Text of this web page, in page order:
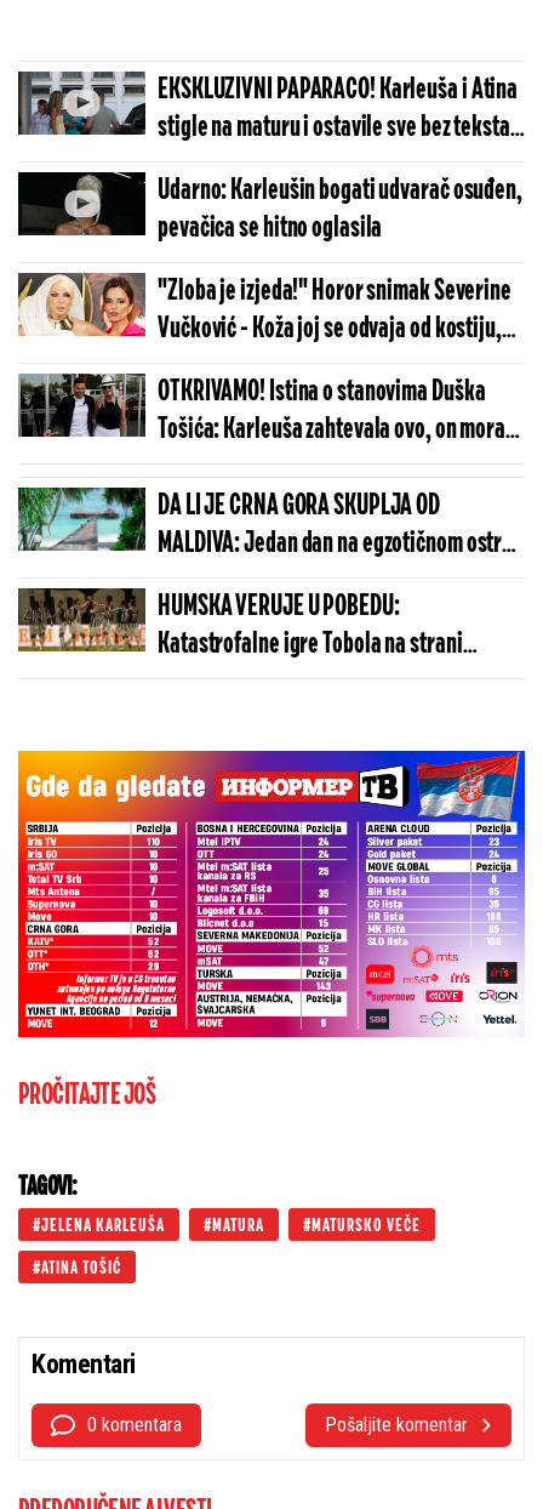
EKSKLUZIVNI PAPARACO! Karleuša i Atina
stigle na maturu i ostavile sve bez teksta -
Bogata naslednica ista majka
Udarno: Karleušin bogati udvarač osuđen,
pevačica se hitno oglasila
"Zloba je izjeda!" Horor snimak Severine
Vučković - Koža joj se odvaja od kostiju,
izgleda kao živi leš
OTKRIVAMO! Istina o stanovima Duška
Tošića: Karleuša zahtevala ovo, on morao
da pristane
DA LI JE CRNA GORA SKUPLJA OD
MALDIVA: Jedan dan na egzotičnom ostrvu
može da košta manje nego u Budvi
HUMSKA VERUJE U POBEDU:
Katastrofalne igre Tobola na strani
ulivaju samopouzdanje Partizanu
PROČITAJTE JOŠ
TAGOVI:
JELENA KARLEUŠA MATURA MATURSKO VEČE
ATINA TOŠIĆ
Komentari
0 komentara Pošaljite komentar